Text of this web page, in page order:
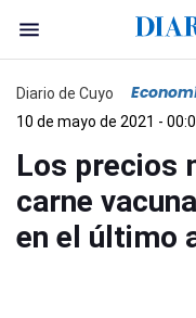
Diario de Cuyo
10 de mayo de 2021 -
Los precios
carne
en el último